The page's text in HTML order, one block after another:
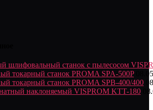
шлифовальный станок с пылесосом
токарный станок PROMA SPA-500P
токарный станок PROMA SPB-400/400
наклоняемый VISPROM KTT-180